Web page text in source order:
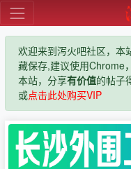
欢迎来到泻火吧社区，本
藏保存,建议使用Chrome
本站，分享有价值的帖子
或点击此处购买VIP